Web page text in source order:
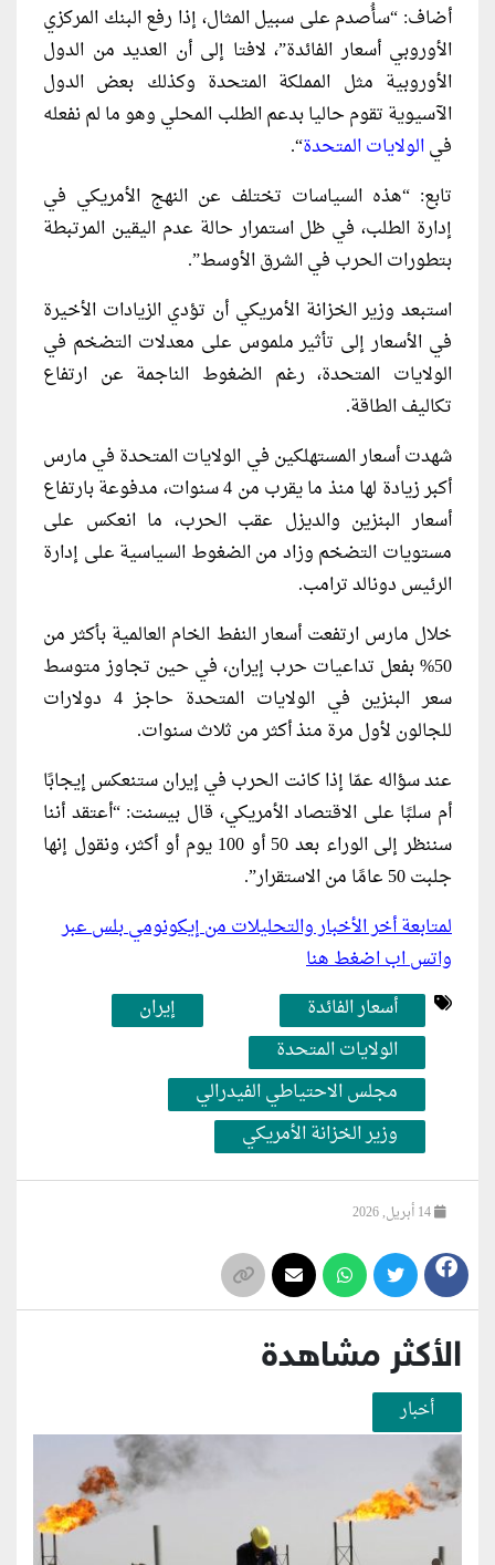
أضاف: “سأُصدم على سبيل المثال، إذا رفع البنك المركزي
الأوروبي أسعار الفائدة”، لافتا إلى أن العديد من الدول
الأوروبية مثل المملكة المتحدة وكذلك بعض الدول
الآسيوية تقوم حاليا بدعم الطلب المحلي وهو ما لم نفعله
فيالولايات المتحدة“.
تابع: “هذه السياسات تختلف عن النهج الأمريكي في
إدارة الطلب، في ظل استمرار حالة عدم اليقين المرتبطة
بتطورات الحرب في الشرق الأوسط”.
استبعد وزير الخزانة الأمريكي أن تؤدي الزيادات الأخيرة
في الأسعار إلى تأثير ملموس على معدلات التضخم في
الولايات المتحدة، رغم الضغوط الناجمة عن ارتفاع
تكاليف الطاقة.
شهدت أسعار المستهلكين في الولايات المتحدة في مارس
أكبر زيادة لها منذ ما يقرب من 4 سنوات، مدفوعة بارتفاع
أسعار البنزين والديزل عقب الحرب، ما انعكس على
مستويات التضخم وزاد من الضغوط السياسية على إدارة
الرئيس دونالد ترامب.
خلال مارس ارتفعت أسعار النفط الخام العالمية بأكثر من
50% بفعل تداعيات حرب إيران، في حين تجاوز متوسط
سعر البنزين في الولايات المتحدة حاجز 4 دولارات
للجالون لأول مرة منذ أكثر من ثلاث سنوات.
عند سؤاله عمّا إذا كانت الحرب في إيران ستنعكس إيجابًا
أم سلبًا على الاقتصاد الأمريكي، قال بيسنت: “أعتقد أننا
سننظر إلى الوراء بعد 50 أو 100 يوم أو أكثر، ونقول إنها
جلبت 50 عامًا من الاستقرار”.
لمتابعة أخر الأخبار والتحليلات من إيكونومي بلس عبر
واتس اب اضغط هنا
أسعار الفائدة
إيران
الولايات المتحدة
مجلس الاحتياطي الفيدرالي
وزير الخزانة الأمريكي
الأكثر مشاهدة
أخبار